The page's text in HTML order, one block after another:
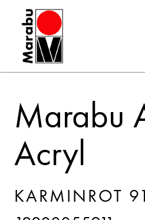
Marabu
Acryl
KARMINROT